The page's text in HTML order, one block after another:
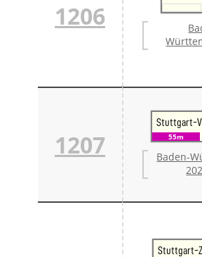
1206
1207
Stuttgart-
55m
Baden-
Stuttgart-